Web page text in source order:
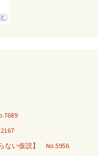
ない仮説】 No.5956